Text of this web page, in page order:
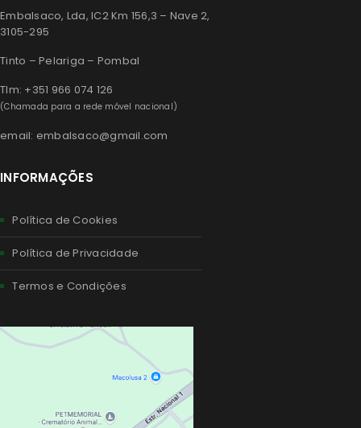
Embalsaco, Lda, IC2 Km 156,3 – Nave 2,
3105-295
Tinto – Pelariga – Pombal
Tlm: +351 966 074 126
(Chamada para a rede móvel nacional)
email: embalsaco@gmail.com
INFORMAÇÕES
Política de Cookies
Política de Privacidade
Termos e Condições